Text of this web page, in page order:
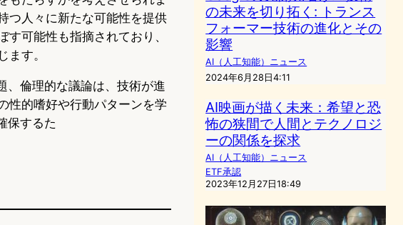
つ人々に新たな可能性を提供
可能性も指摘されており、
す。
、倫理的な議論は、技術が進
性的嗜好や行動パターンを学
保するた
の未来を切り拓く: トランス
フォーマー技術の進化とその
影響
AI（人工知能）ニュース
2024年6月28日4:11
AI映画が描く未来：希望と恐
怖の狭間で人間とテクノロジ
ーの関係を探求
AI（人工知能）ニュース
ETF承認
2023年12月27日18:49